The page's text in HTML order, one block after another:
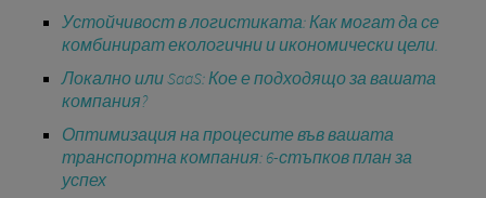
Устойчивост в логистиката: Как могат да се
комбинират екологични и икономически цели.
Локално или SaaS: Кое е подходящо за вашата
компания?
Оптимизация на процесите във вашата
транспортна компания: 6-стъпков план за
успех